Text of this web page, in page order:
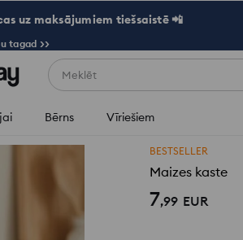
uz maksājumiem tiešsaistē 📲
tagad >>
Meklēt
Bērns Vīriešiem
BESTSELLER
Maizes kaste
7,99 EUR